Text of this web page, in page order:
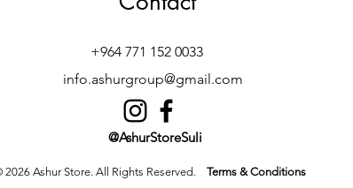
+964 771 152 0033
info.ashurgroup@gmail.com
@AshurStoreSuli
2026 Ashur Store. All Rights Reserved. Terms & Conditions